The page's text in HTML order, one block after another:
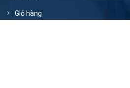
Giỏ hàng